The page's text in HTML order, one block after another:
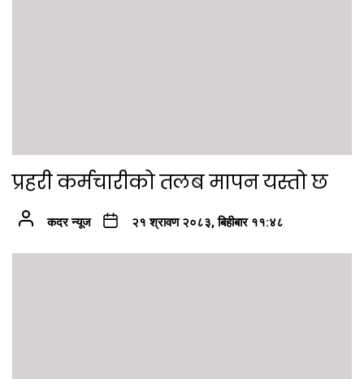
प्रहरी कर्मचारीको तलब मापन यस्तो छ
कदर न्यूज २१ श्रावण २०८३, बिहीबार ११:४८